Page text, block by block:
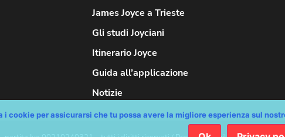
James Joyce a Trieste
Gli studi Joyciani
Itinerario Joyce
Guida all’applicazione
Notizie
i cookie per assicurarsi che tu possa avere la migliore esperienza sul